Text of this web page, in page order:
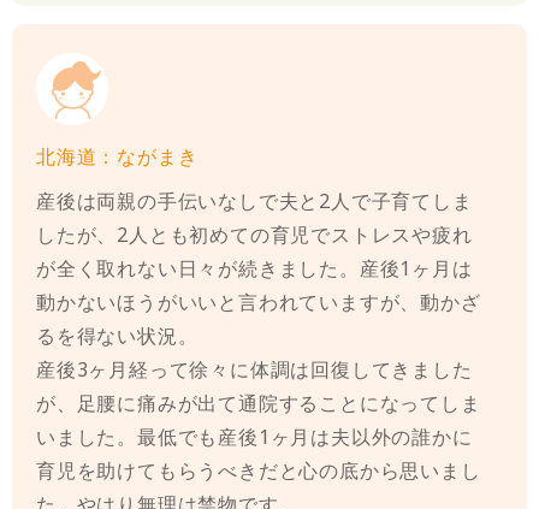
北海道：ながまき
産後は両親の手伝いなしで夫と2人で子育てしま
したが、2人とも初めての育児でストレスや疲れ
が全く取れない日々が続きました。産後1ヶ月は
動かないほうがいいと言われていますが、動かざ
るを得ない状況。
産後3ヶ月経って徐々に体調は回復してきました
が、足腰に痛みが出て通院することになってしま
いました。最低でも産後1ヶ月は夫以外の誰かに
育児を助けてもらうべきだと心の底から思いまし